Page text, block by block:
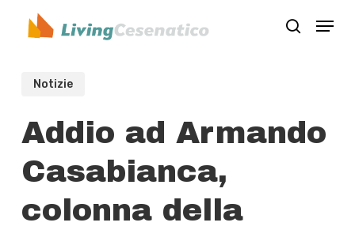
search
Menu
Notizie
Addio ad Armando
Casabianca,
colonna della